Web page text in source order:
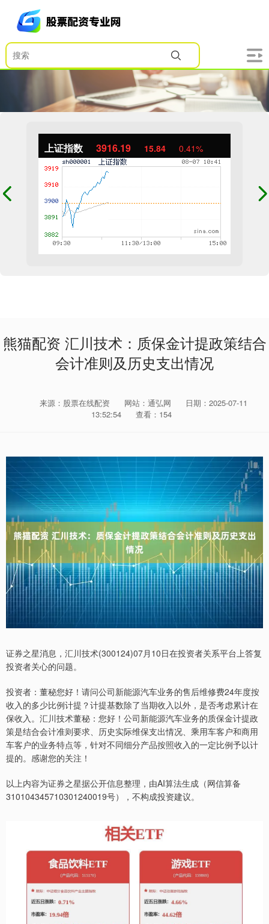
上证指数 3916.19 15.84 0.41%
熊猫配资 汇川技术：质保金计提政策结合
会计准则及历史支出情况
来源：股票在线配资 网站：通弘网
日期：2025-07-11
13:52:54
查看：154
证券之星消息，汇川技术(300124)07月10日在投资者关系平台上答复
投资者关心的问题。
投资者：董秘您好！请问公司新能源汽车业务的售后维修费24年度按
收入的多少比例计提？计提基数除了当期收入以外，是否考虑累计在
保收入。汇川技术董秘：您好！公司新能源汽车业务的质保金计提政
策是结合会计准则要求、历史实际维保支出情况、乘用车客户和商用
车客户的业务特点等，针对不同细分产品按照收入的一定比例予以计
提的。感谢您的关注！
以上内容为证券之星据公开信息整理，由AI算法生成（网信算备
310104345710301240019号），不构成投资建议。